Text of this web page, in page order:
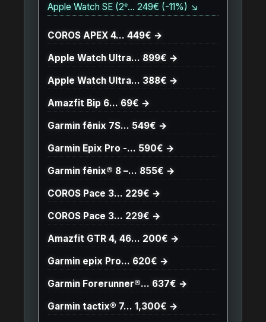
Apple Watch SE (2ᵉ… 249€ (-11%) ↘
COROS APEX 4… 449€ →
Apple Watch Ultra… 899€ →
Apple Watch Ultra… 388€ →
Amazfit Bip 6… 69€ →
Garmin fēnix 7S… 549€ →
Garmin Epix Pro -… 590€ →
Garmin fēnix® 8 –… 855€ →
COROS Pace 3… 229€ →
COROS Pace 3… 229€ →
Amazfit GTR 4, 46… 200€ →
Garmin epix Pro… 620€ →
Garmin Forerunner®… 637€ →
Garmin tactix® 7… 1,300€ →